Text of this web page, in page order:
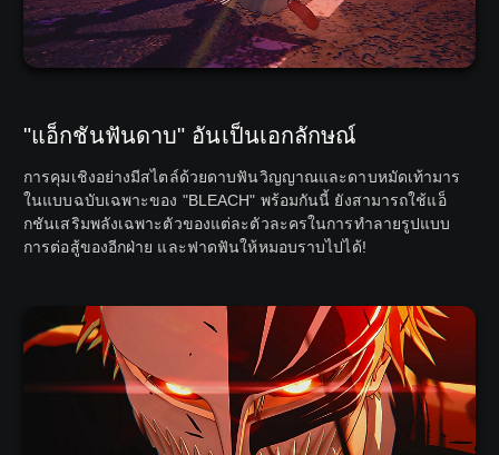
"แอ็กชันฟันดาบ" อันเป็นเอกลักษณ์
การคุมเชิงอย่างมีสไตล์ด้วยดาบฟันวิญญาณและดาบหมัดเท้ามาร
ในแบบฉบับเฉพาะของ "BLEACH" พร้อมกันนี้ ยังสามารถใช้แอ็
กชันเสริมพลังเฉพาะตัวของแต่ละตัวละครในการทำลายรูปแบบ
การต่อสู้ของอีกฝ่าย และฟาดฟันให้หมอบราบไปได้!